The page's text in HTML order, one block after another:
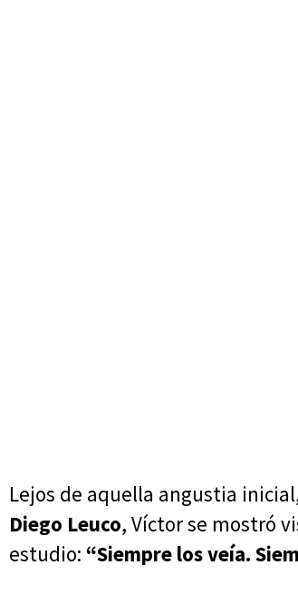
Lejos de aquella angustia
Diego Leuco, Víctor se mostró
estudio: “Siempre los veía.